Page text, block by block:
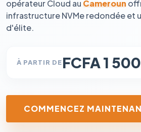
opérateur Cloud au Cameroun
infrastructure NVMe redondée et
d'élite.
À PARTIR DEFCFA 1 500
COMMENCEZ